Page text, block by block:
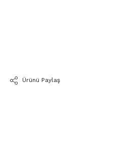
Ürünü Paylaş